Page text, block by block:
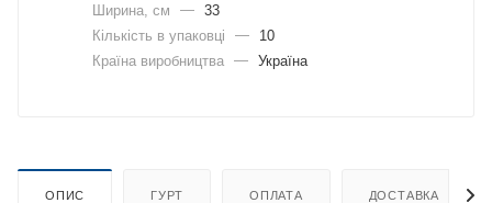
Ширина, cм
— 33
Кількість в упаковці
—
10
Країна виробництва — Україна
ОПИС ГУРТ ОПЛАТА ДОСТАВКА